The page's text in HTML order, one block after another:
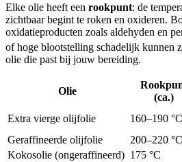
Elke olie heeft een rookpunt: de
zichtbaar begint te roken en oxideren.
oxidatieproducten zoals aldehyden en
of hoge blootstelling schadelijk kunnen
olie die past bij jouw bereiding.
Olie
(ca.)
Extra vierge olijfolie 160–190 °C
Geraffineerde olijfolie
200–220 °C
Kokosolie (ongeraffineerd) 175 °C